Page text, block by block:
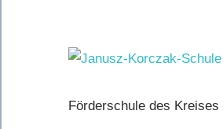
springen
Förderschule des Kreises